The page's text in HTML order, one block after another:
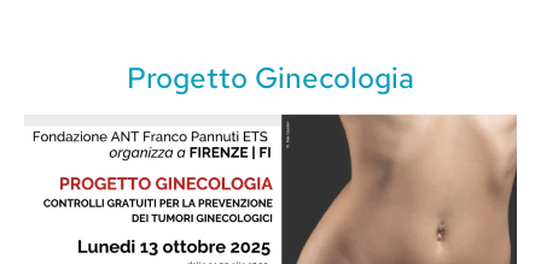
Progetto Ginecologia